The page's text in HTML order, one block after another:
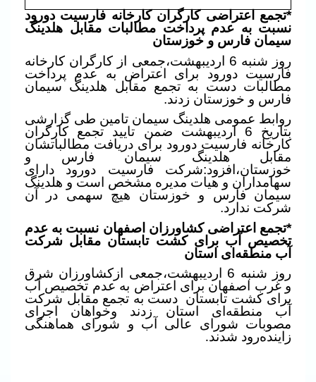
*تجمع اعتراضی کارگران کارخانه فارسیت دورود
نسبت به عدم پرداخت مطالبات مقابل هلدینگ
سیمان فارس و خوزستان
روز شنبه 6 اردیبهشت،جمعی از کارگران کارخانه
فارسیت دورود برای اعتراض به عدم پرداخت
مطالبات دست به تجمع مقابل هلدینگ سیمان
فارس و خوزستان زدند.
روابط عمومی هلدینگ سیمان تامین طی گزارشی
بتاریخ 6 اردیبهشت ضمن تایید تجمع کارگران
کارخانه فارسیت دورود برای دریافت مطالباتشان
مقابل هلدینگ سیمان فارس و
خوزستان،افزود:شرکت فارسیت دورود دارای
سهامداران و هیات مدیره مشخص است و هلدینگ
سیمان فارس و خوزستان هیچ سهمی در آن
شرکت ندارد.
*تجمع اعتراضی کشاورزان اصفهان نسبت به عدم
تخصیص آب برای کشت تابستان مقابل شرکت
آب منطقه‌ای استان
روز شنبه 6 اردیبهشت،جمعی ازکشاورزان شرق
و غرب اصفهان برای اعتراض به عدم تخصیص آب
برای کشت تابستان دست به تجمع مقابل شرکت
آب منطقه‌ای استان زدند وخواهان اجرای
مصوبات شورای عالی آب و شورای هماهنگی
زاینده‌رود شدند.